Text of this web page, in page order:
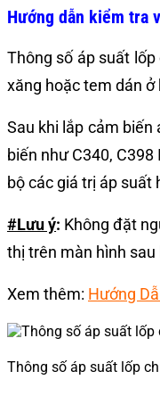
Hướng dẫn kiểm tra
Thông số áp suất
xăng hoặc tem dán ở
Sau khi lắp cảm
biến như C340,
bộ các giá trị áp suất
#Lưu ý: Không đặt
thị trên màn hình
Xem thêm: Hướng
Thông số áp suất lốp